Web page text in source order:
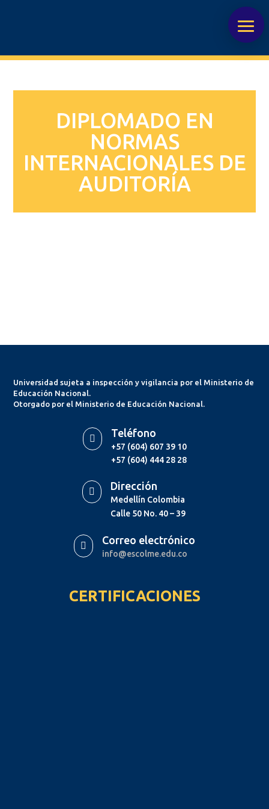
DIPLOMADO EN
NORMAS
INTERNACIONALES DE
AUDITORÍA
Universidad sujeta a inspección y vigilancia por el Ministerio de
Educación Nacional.
Otorgado por el Ministerio de Educación Nacional.
 Teléfono
+57 (604) 607 39 10
+57 (604) 444 28 28
 Dirección
Medellín Colombia
Calle 50 No. 40 – 39
 Correo electrónico
info@escolme.edu.co
CERTIFICACIONES